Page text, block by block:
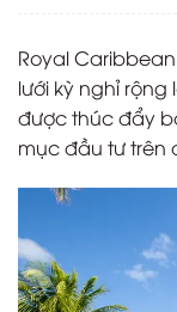
Royal
lưới kỳ nghỉ
được thúc đẩy
mục đầu tư trên